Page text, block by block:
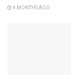
4 MONTHS AGO